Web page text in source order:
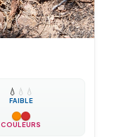
💧 💧 💧
FAIBLE
COULEURS